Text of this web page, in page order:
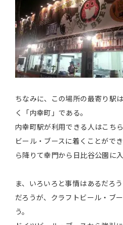
ちなみに、この場所の最寄り駅
く「内幸町」である。
内幸町駅が利用できる人はこち
ビール・ブースに着くことがで
ら降りて幸門から日比谷公園に
ま、いろいろと事情はあるだろ
だろうが、クラフトビール・ブ
う。